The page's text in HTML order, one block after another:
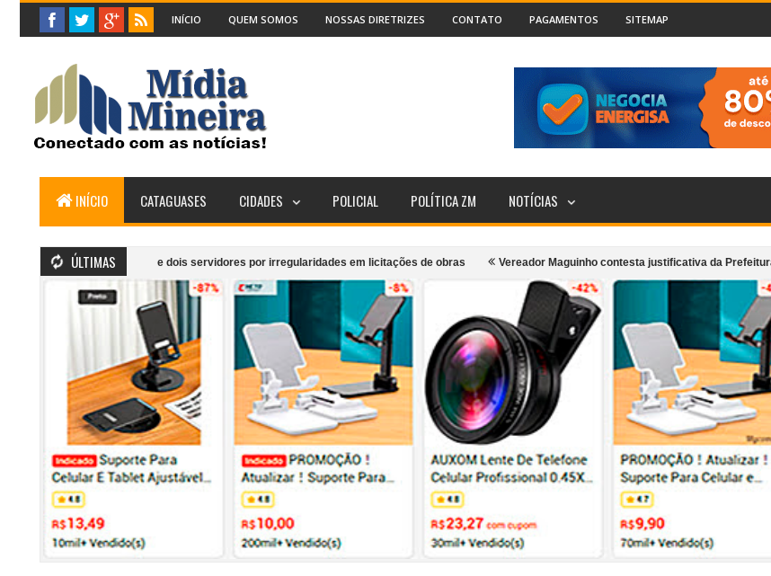
INÍCIO QUEM SOMOS NOSSAS DIRETRIZES CONTATO PAGAMENTOS SITEMAP
INÍCIO CATAGUASES CIDADES POLICIAL POLÍTICA ZM NOTÍCIAS
ÚLTIMAS
de Laranjal e dois servidores por irregularidades em licitações de obras Vereador Maguinho contesta justificativa da Prefeitura para fim
anexa ao Supermercado Morais em Cataguases “Monumento em Movimento”: Grupo Girarte, Kaê Guajajara e artistas locais